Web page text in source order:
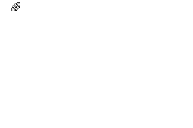
🌈